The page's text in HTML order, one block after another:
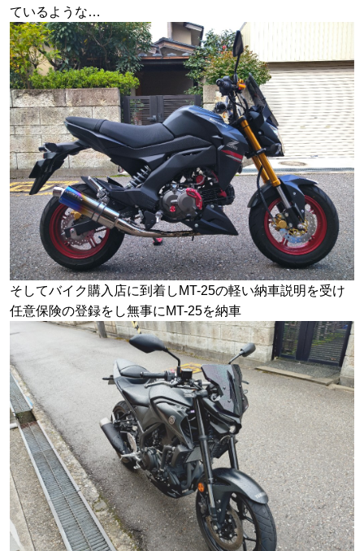
ているような…
そしてバイク購入店に到着しMT-25の軽い納車説明を受け
任意保険の登録をし無事にMT-25を納車